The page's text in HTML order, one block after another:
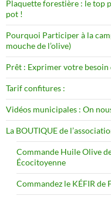
Plaquette forestière : le top
pot !
Pourquoi Participer à la
mouche de l’olive)
Prêt : Exprimer votre besoin
Tarif confitures :
Vidéos municipales : On
La BOUTIQUE de
Commande Huile Olive
Écocitoyenne
Commandez le KÉFIR de